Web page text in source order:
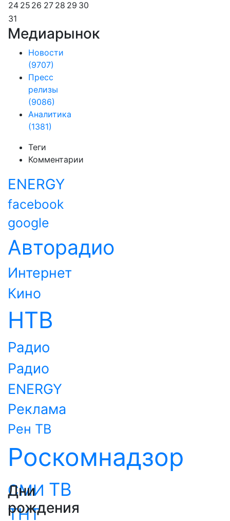
24 25 26 27 28 29 30
31
Медиарынок
Новости
(9707)
Пресс
релизы
(9086)
Аналитика
(1381)
Теги
Комментарии
ENERGY
facebook
google
Авторадио
Интернет
Кино
НТВ
Радио
Радио
ENERGY
Реклама
Рен ТВ
Роскомнадзор
СМИ ТВ
ТНТ
Дни
рождения